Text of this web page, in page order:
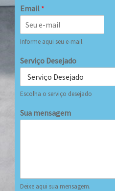
Email *
Informe aqui seu e-mail.
Serviço Desejado
Escolha o serviço desejado
Sua mensagem
Deixe aqui sua mensagem.